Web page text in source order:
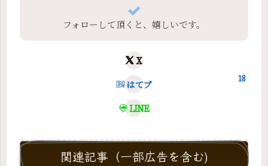
フォローして頂くと、嬉しいです。
X
はてブ
18
LINE
関連記事（一部広告を含む)